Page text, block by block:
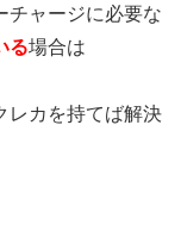
チャージに必要な
る場合は
レカを持てば解決